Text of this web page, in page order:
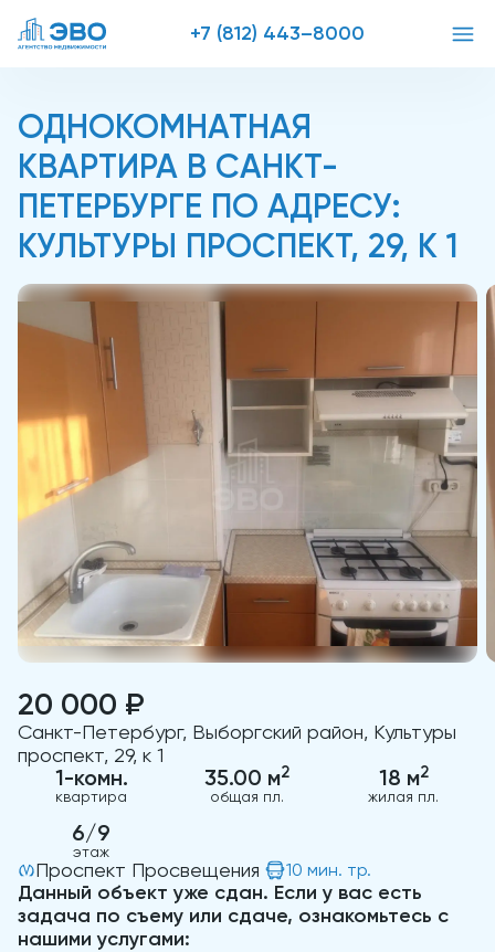
+7 (812) 443–8000
ОДНОКОМНАТНАЯ
КВАРТИРА В САНКТ-
ПЕТЕРБУРГЕ ПО АДРЕСУ:
КУЛЬТУРЫ ПРОСПЕКТ, 29, К 1
20 000 ₽
Санкт-Петербург, Выборгский район, Культуры
проспект, 29, к 1
1-комн.
квартира
35.00 м2
общая пл.
18 м2
жилая пл.
6/9
этаж
Проспект Просвещения 10 мин. тр.
Данный объект уже сдан. Если у вас есть
задача по съему или сдаче, ознакомьтесь с
нашими услугами: